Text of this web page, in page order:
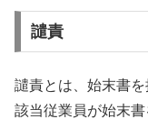
譴責
譴責とは、始末書を
該当従業員が始末